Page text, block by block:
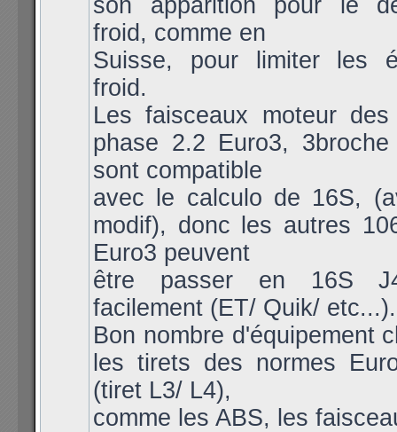
son apparition pour le
froid, comme en
Suisse, pour limiter les
froid.
Les faisceaux moteur
phase 2.2 Euro3,
sont compatible
avec le calculo de 16S,
modif), donc les autres
Euro3 peuvent
être passer en 16S
facilement (ET/ Quik/ etc...).
Bon nombre d'équipement
les tirets des normes
(tiret L3/ L4),
comme les ABS, les